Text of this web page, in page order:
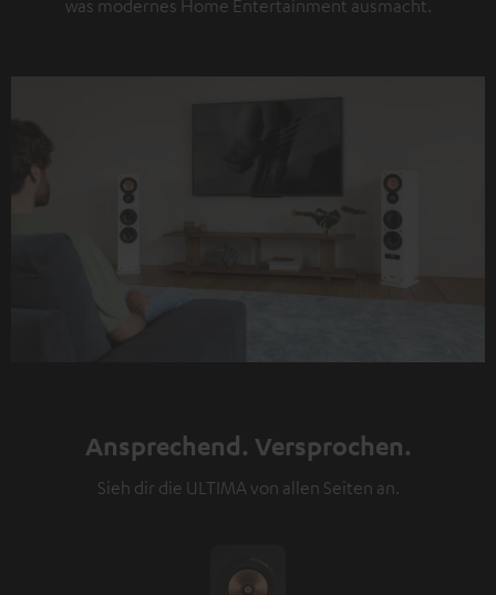
was modernes Home Entertainment ausmacht.
Ansprechend. Versprochen.
Sieh dir die ULTIMA von allen Seiten an.